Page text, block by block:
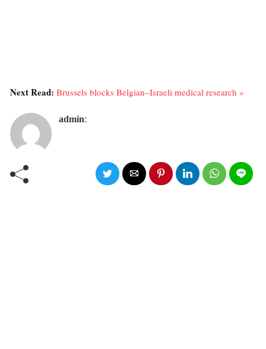
Next Read: Brussels blocks Belgian–Israeli medical research »
admin: